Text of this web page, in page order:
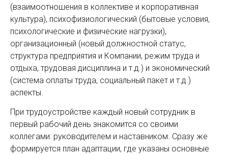
(взаимоотношения в коллективе и корпоративная
культура), психофизиологический (бытовые условия,
психологические и физические нагрузки),
организационный (новый должностной статус,
структура предприятия и Компании, режим труда и
отдыха, трудовая дисциплина и т.д.) и экономический
(система оплаты труда, социальный пакет и т.д.)
аспекты.
При трудоустройстве каждый новый сотрудник в
первый рабочий день знакомится со своими
коллегами: руководителем и наставником. Сразу же
формируется план адаптации, где указаны основные